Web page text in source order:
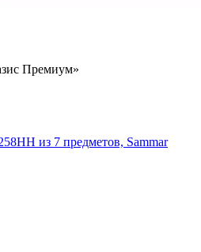
Премиум»
из 7 предметов, Sammar